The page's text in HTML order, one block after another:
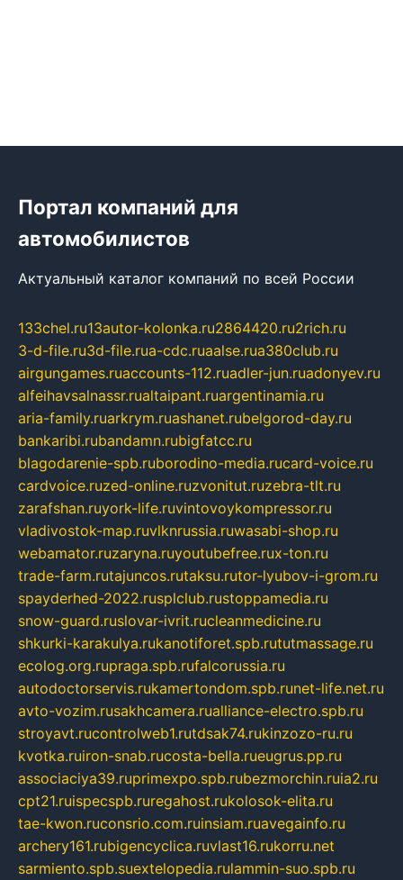
Портал компаний для
автомобилистов
Актуальный каталог компаний по всей России
133chel.ru13autor-kolonka.ru2864420.ru2rich.ru
3-d-file.ru3d-file.rua-cdc.ruaalse.rua380club.ru
airgungames.ruaccounts-112.ruadler-jun.ruadonyev.ru
alfeihavsalnassr.rualtaipant.ruargentinamia.ru
aria-family.ruarkrym.ruashanet.rubelgorod-day.ru
bankaribi.rubandamn.rubigfatcc.ru
blagodarenie-spb.ruborodino-media.rucard-voice.ru
cardvoice.ruzed-online.ruzvonitut.ruzebra-tlt.ru
zarafshan.ruyork-life.ruvintovoykompressor.ru
vladivostok-map.ruvlknrussia.ruwasabi-shop.ru
webamator.ruzaryna.ruyoutubefree.rux-ton.ru
trade-farm.rutajuncos.rutaksu.rutor-lyubov-i-grom.ru
spayderhed-2022.rusplclub.rustoppamedia.ru
snow-guard.ruslovar-ivrit.rucleanmedicine.ru
shkurki-karakulya.rukanotiforet.spb.rututmassage.ru
ecolog.org.rupraga.spb.rufalcorussia.ru
autodoctorservis.rukamertondom.spb.runet-life.net.ru
avto-vozim.rusakhcamera.rualliance-electro.spb.ru
stroyavt.rucontrolweb1.rutdsak74.rukinzozo-ru.ru
kvotka.ruiron-snab.rucosta-bella.rueugrus.pp.ru
associaciya39.ruprimexpo.spb.rubezmorchin.ruia2.ru
cpt21.ruispecspb.ruregahost.rukolosok-elita.ru
tae-kwon.ruconsrio.com.ruinsiam.ruavegainfo.ru
archery161.rubigencyclica.ruvlast16.rukorru.net
sarmiento.spb.suextelopedia.rulammin-suo.spb.ru